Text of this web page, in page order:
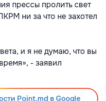
прессы пролить свет
ни за что не захотел
и я не думаю, что вы
- заявил
Point.md в Google